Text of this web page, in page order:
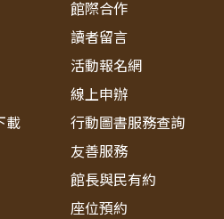
載
館際合作
讀者留言
活動報名網
線上申辦
行動圖書服務查詢
友善服務
館長與民有約
座位預約